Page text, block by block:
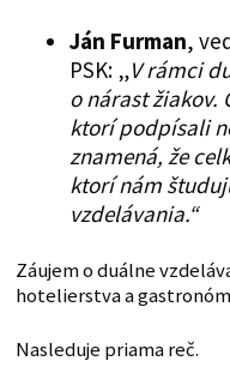
Ján Furman,
PSK: „V rámci
o nárast žiakov.
ktorí podpísali
znamená, že
ktorí nám
vzdelávania.“
Záujem o duálne
hotelierstva a
Nasleduje priama reč.